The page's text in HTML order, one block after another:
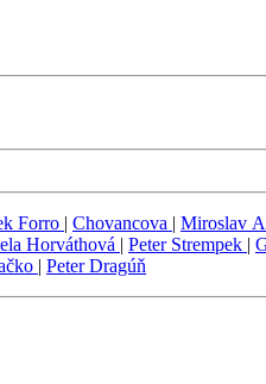
Forro | Chovancova | Miroslav
Horváthová | Peter Strempek |
| Peter Dragúň